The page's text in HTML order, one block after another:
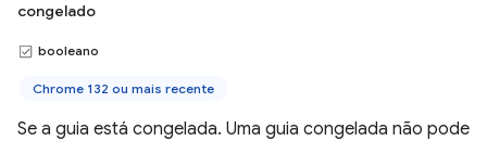
congelado
booleano
Chrome 132 ou mais recente
Se a guia está congelada. Uma guia congelada não pode